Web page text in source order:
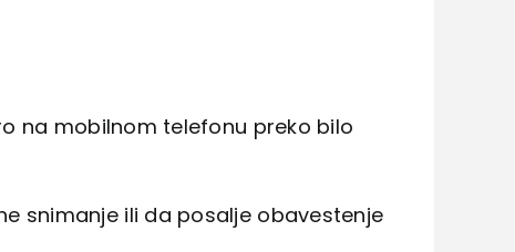
na mobilnom telefonu preko bilo
snimanje ili da posalje obavestenje